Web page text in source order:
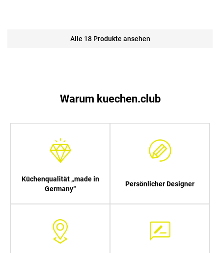
Alle 18 Produkte ansehen
Warum kuechen.club
Küchenqualität „made in
Germany“
Persönlicher Designer